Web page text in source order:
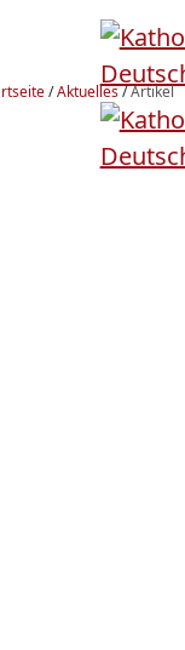
/Aktuelles/Artikel